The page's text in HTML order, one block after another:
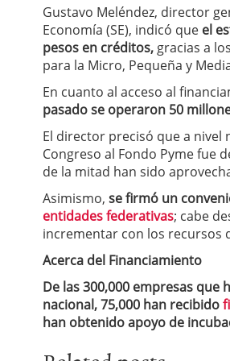
Gustavo Meléndez, director
Economía (SE), indicó que el
pesos en créditos, gracias a
para la Micro, Pequeña y
En cuanto al acceso al
pasado se operaron 50
El director precisó que a
Congreso al Fondo Pyme fue
de la mitad han sido
Asimismo, se firmó un
entidades federativas; cabe
incrementar con los recursos
Acerca del Financiamiento
De las 300,000 empresas que
nacional, 75,000 han recibido
han obtenido apoyo de